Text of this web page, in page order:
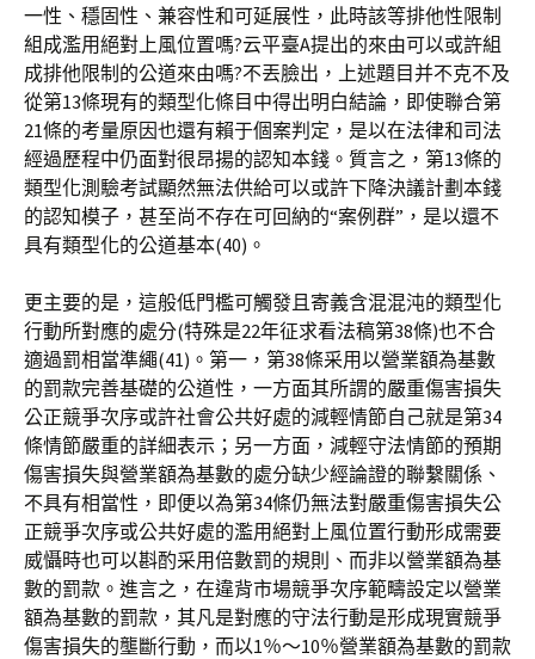
一性、穩固性、兼容性和可延展性，此時該等排他性限制
組成濫用絕對上風位置嗎?云平臺A提出的來由可以或許組
成排他限制的公道來由嗎?不丟臉出，上述題目并不克不及
從第13條現有的類型化條目中得出明白結論，即使聯合第
21條的考量原因也還有賴于個案判定，是以在法律和司法
經過歷程中仍面對很昂揚的認知本錢。質言之，第13條的
類型化測驗考試顯然無法供給可以或許下降決議計劃本錢
的認知模子，甚至尚不存在可回納的“案例群”，是以還不
具有類型化的公道基本(40)。
更主要的是，這般低門檻可觸發且寄義含混混沌的類型化
行動所對應的處分(特殊是22年征求看法稿第38條)也不合
適過罰相當準繩(41)。第一，第38條采用以營業額為基數
的罰款完善基礎的公道性，一方面其所謂的嚴重傷害損失
公正競爭次序或許社會公共好處的減輕情節自己就是第34
條情節嚴重的詳細表示；另一方面，減輕守法情節的預期
傷害損失與營業額為基數的處分缺少經論證的聯繫關係、
不具有相當性，即便以為第34條仍無法對嚴重傷害損失公
正競爭次序或公共好處的濫用絕對上風位置行動形成需要
威懾時也可以斟酌采用倍數罰的規則、而非以營業額為基
數的罰款。進言之，在違背市場競爭次序範疇設定以營業
額為基數的罰款，其凡是對應的守法行動是形成現實競爭
傷害損失的壟斷行動，而以1％～10％營業額為基數的罰款